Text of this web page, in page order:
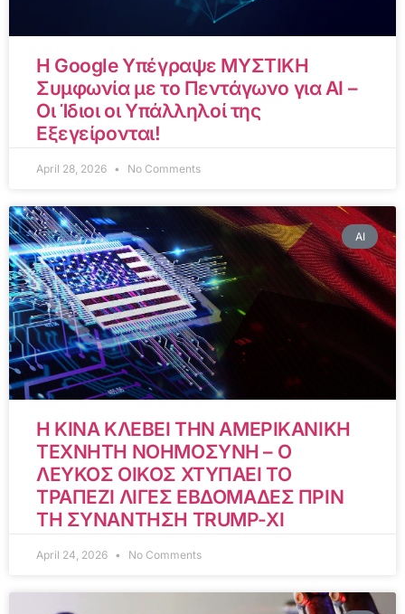
Η Google Υπέγραψε ΜΥΣΤΙΚΗ
Συμφωνία με το Πεντάγωνο για AI –
Οι Ίδιοι οι Υπάλληλοί της
Εξεγείρονται!
April 28, 2026 No Comments
AI
Η ΚΙΝΑ ΚΛΕΒΕΙ ΤΗΝ ΑΜΕΡΙΚΑΝΙΚΗ
ΤΕΧΝΗΤΗ ΝΟΗΜΟΣΥΝΗ – Ο
ΛΕΥΚΟΣ ΟΙΚΟΣ ΧΤΥΠΑΕΙ ΤΟ
ΤΡΑΠΕΖΙ ΛΙΓΕΣ ΕΒΔΟΜΑΔΕΣ ΠΡΙΝ
ΤΗ ΣΥΝΑΝΤΗΣΗ TRUMP-XI
April 24, 2026 No Comments